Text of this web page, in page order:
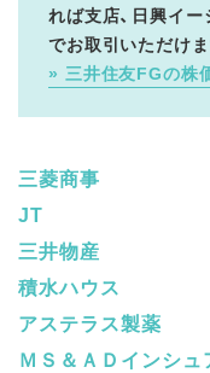
れば支店、日興イ
でお取引いただけま
三井住友FGの株
三菱商事
JT
三井物産
積水ハウス
アステラス製薬
ＭＳ＆ＡＤインシュ